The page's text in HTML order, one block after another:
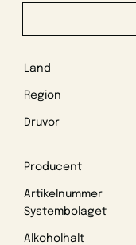
Land
Region
Druvor
Producent
Artikelnummer
Systembolaget
Alkoholhalt